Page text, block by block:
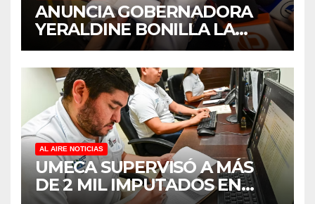
ANUNCIA GOBERNADORA
YERALDINE BONILLA LA
REAPERTURA DEL
PROGRAMA “PONTE AL
CORRIENTE” PARA APOYAR
LA ECONOMÍA FAMILIAR EN
SINALOA
AL AIRE NOTICIAS
UMECA SUPERVISÓ A MÁS
DE 2 MIL IMPUTADOS EN